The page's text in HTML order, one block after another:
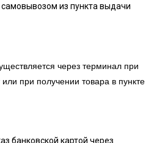
из пункта выдачи
через терминал при
при получении товара в пункте
банковской картой через